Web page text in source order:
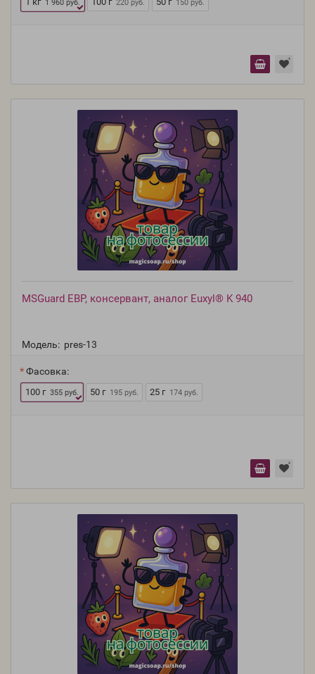
1 960 руб. 220 руб. 150 руб.
MSGuard EBP, консервант, аналог Euxyl® K 940
Модель: pres-13
Фасовка:
100 г 355 руб. 50 г 195 руб. 25 г 174 руб.